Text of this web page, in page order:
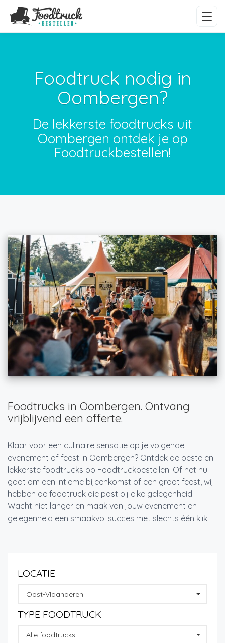
Foodtruck nodig in
Oombergen?
De lekkerste foodtrucks uit
Oombergen ontdek je op
Foodtruckbestellen!
Foodtrucks in Oombergen. Ontvang
vrijblijvend een offerte.
Klaar voor een culinaire sensatie op je volgende
evenement of feest in Oombergen? Ontdek de beste en
lekkerste foodtrucks op Foodtruckbestellen. Of het nu
gaat om een intieme bijeenkomst of een groot feest, wij
hebben de foodtruck die past bij elke gelegenheid.
Wacht niet langer en maak van jouw evenement en
gelegenheid een smaakvol succes met slechts één klik!
LOCATIE
Oost-Vlaanderen
TYPE FOODTRUCK
Alle foodtrucks